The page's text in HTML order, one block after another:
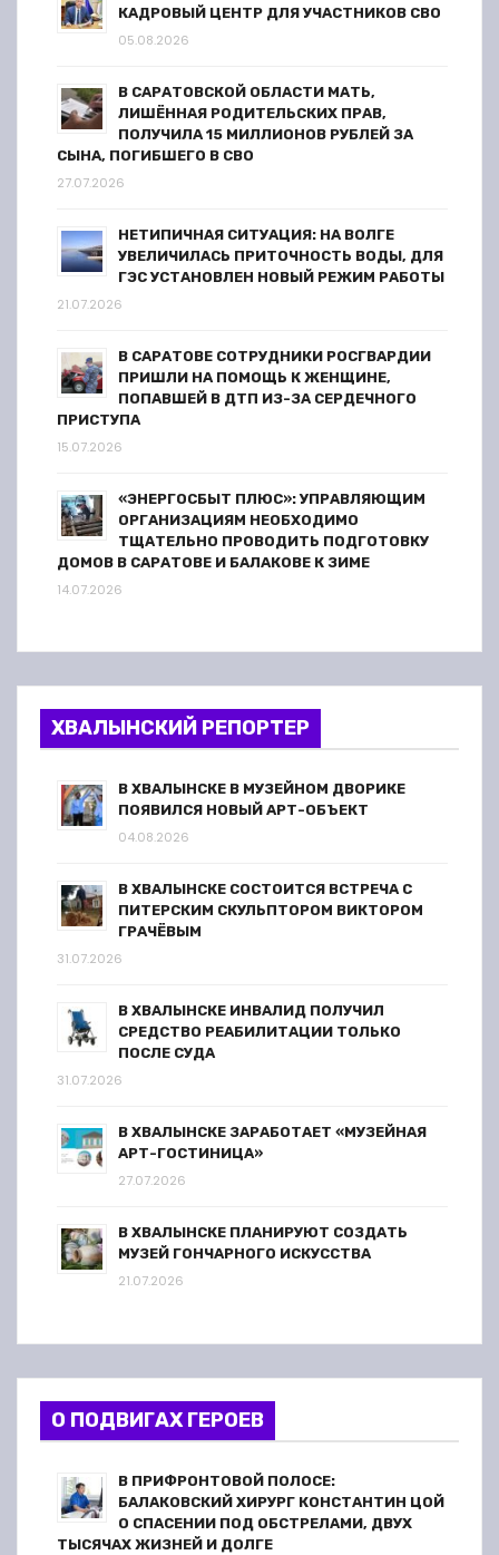
КАДРОВЫЙ ЦЕНТР ДЛЯ УЧАСТНИКОВ СВО
05.08.2026
В САРАТОВСКОЙ ОБЛАСТИ МАТЬ,
ЛИШЁННАЯ РОДИТЕЛЬСКИХ ПРАВ,
ПОЛУЧИЛА 15 МИЛЛИОНОВ РУБЛЕЙ ЗА
СЫНА, ПОГИБШЕГО В СВО
27.07.2026
НЕТИПИЧНАЯ СИТУАЦИЯ: НА ВОЛГЕ
УВЕЛИЧИЛАСЬ ПРИТОЧНОСТЬ ВОДЫ, ДЛЯ
ГЭС УСТАНОВЛЕН НОВЫЙ РЕЖИМ РАБОТЫ
21.07.2026
В САРАТОВЕ СОТРУДНИКИ РОСГВАРДИИ
ПРИШЛИ НА ПОМОЩЬ К ЖЕНЩИНЕ,
ПОПАВШЕЙ В ДТП ИЗ-ЗА СЕРДЕЧНОГО
ПРИСТУПА
15.07.2026
«ЭНЕРГОСБЫТ ПЛЮС»: УПРАВЛЯЮЩИМ
ОРГАНИЗАЦИЯМ НЕОБХОДИМО
ТЩАТЕЛЬНО ПРОВОДИТЬ ПОДГОТОВКУ
ДОМОВ В САРАТОВЕ И БАЛАКОВЕ К ЗИМЕ
14.07.2026
ХВАЛЫНСКИЙ РЕПОРТЕР
В ХВАЛЫНСКЕ В МУЗЕЙНОМ ДВОРИКЕ
ПОЯВИЛСЯ НОВЫЙ АРТ-ОБЪЕКТ
04.08.2026
В ХВАЛЫНСКЕ СОСТОИТСЯ ВСТРЕЧА С
ПИТЕРСКИМ СКУЛЬПТОРОМ ВИКТОРОМ
ГРАЧЁВЫМ
31.07.2026
В ХВАЛЫНСКЕ ИНВАЛИД ПОЛУЧИЛ
СРЕДСТВО РЕАБИЛИТАЦИИ ТОЛЬКО
ПОСЛЕ СУДА
31.07.2026
В ХВАЛЫНСКЕ ЗАРАБОТАЕТ «МУЗЕЙНАЯ
АРТ-ГОСТИНИЦА»
27.07.2026
В ХВАЛЫНСКЕ ПЛАНИРУЮТ СОЗДАТЬ
МУЗЕЙ ГОНЧАРНОГО ИСКУССТВА
21.07.2026
О ПОДВИГАХ ГЕРОЕВ
В ПРИФРОНТОВОЙ ПОЛОСЕ:
БАЛАКОВСКИЙ ХИРУРГ КОНСТАНТИН ЦОЙ
О СПАСЕНИИ ПОД ОБСТРЕЛАМИ, ДВУХ
ТЫСЯЧАХ ЖИЗНЕЙ И ДОЛГЕ